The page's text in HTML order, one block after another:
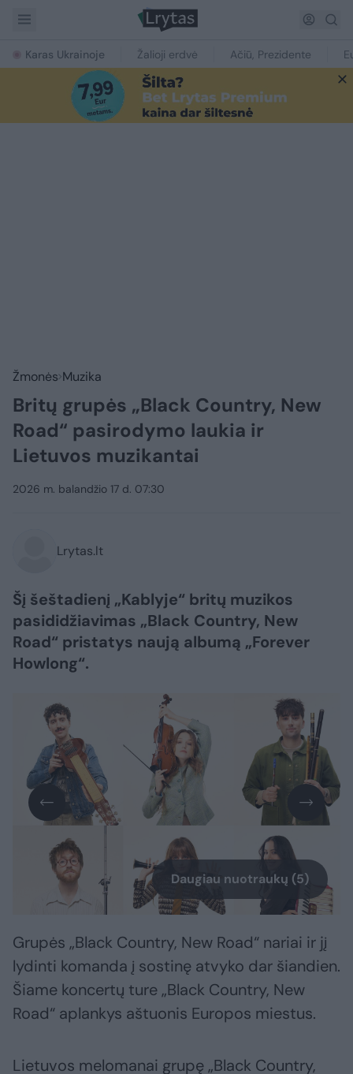
Karas Ukrainoje Žalioji erdvė Ačiū, Prezidente
Žmonės Muzika
Britų grupės „Black Country, New
Road“ pasirodymo laukia ir
Lietuvos muzikantai
2026 m. balandžio 17 d. 07:30
Lrytas.lt
Šį šeštadienį „Kablyje“ britų muzikos
pasididžiavimas „Black Country, New
Road“ pristatys naują albumą „Forever
Howlong“.
Daugiau nuotraukų (5)
Grupės „Black Country, New Road“ nariai ir jį
lydinti komanda į sostinę atvyko dar šiandien.
Šiame koncertų ture „Black Country, New
Road“ aplankys aštuonis Europos miestus.
Lietuvos melomanai grupę „Black Country,